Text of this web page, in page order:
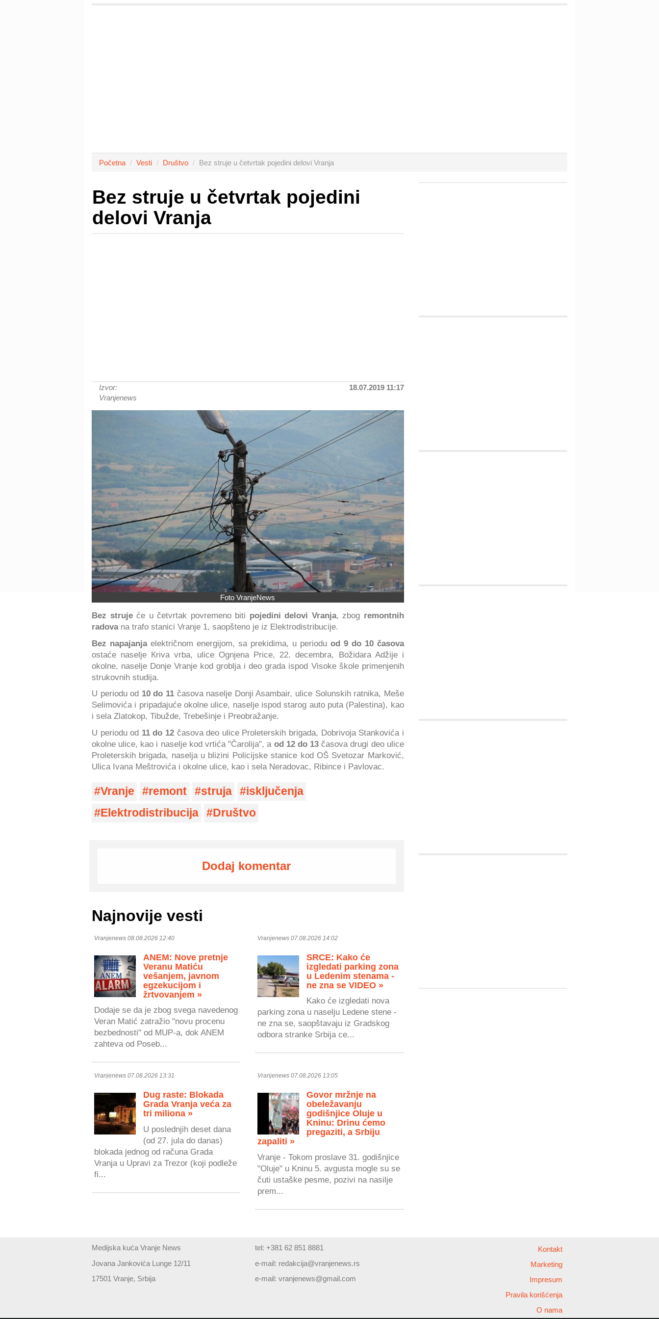
Početna Vesti Društvo Bez struje u četvrtak pojedini delovi Vranja
Bez struje u četvrtak pojedini
delovi Vranja
Izvor:
Vranjenews
18.07.2019 11:17
Foto VranjeNews
Bez strujeće u četvrtak povremeno biti pojedini delovi Vranja, zbog remontnih
radovana trafo stanici Vranje 1, saopšteno je iz Elektrodistribucije.
Bez napajanjaelektričnom energijom, sa prekidima, u periodu od 9 do 10 časova
ostaće naselje Кriva vrba, ulice Ognjena Price, 22. decembra, Božidara Adžije i
okolne, naselje Donje Vranje kod groblja i deo grada ispod Visoke škole primenjenih
strukovnih studija.
U periodu od 10 do 11časova naselje Donji Asambair, ulice Solunskih ratnika, Meše
Selimovića i pripadajuće okolne ulice, naselje ispod starog auto puta (Palestina), kao
i sela Zlatokop, Tibužde, Trebešinje i Preobražanje.
U periodu od 11 do 12časova deo ulice Proleterskih brigada, Dobrivoja Stankovića i
okolne ulice, kao i naselje kod vrtića "Čarolija", a od 12 do 13časova drugi deo ulice
Proleterskih brigada, naselja u blizini Policijske stanice kod OŠ Svetozar Marković,
Ulica Ivana Meštrovića i okolne ulice, kao i sela Neradovac, Ribince i Pavlovac.
Vranje remont struja
isključenja
Elektrodistribucija
Društvo
Dodaj komentar
Najnovije vesti
Vranjenews 08.08.2026 12:40
ANEM: Nove pretnje
Veranu Matiću
vešanjem, javnom
egzekucijom i
žrtvovanjem »
Dodaje se da je zbog svega navedenog
Veran Matić zatražio "novu procenu
bezbednosti" od MUP-a, dok ANEM
zahteva od Poseb...
Vranjenews 07.08.2026 14:02
SRCE: Kako će
izgledati parking zona
u Ledenim stenama -
ne zna se VIDEO »
Kako će izgledati nova
parking zona u naselju Ledene stene -
ne zna se, saopštavaju iz Gradskog
odbora stranke Srbija ce...
Vranjenews 07.08.2026 13:31
Dug raste: Blokada
Grada Vranja veća za
tri miliona »
U poslednjih deset dana
(od 27. jula do danas)
blokada jednog od računa Grada
Vranja u Upravi za Trezor (koji podleže
fi...
Vranjenews 07.08.2026 13:05
Govor mržnje na
obeležavanju
godišnjice Oluje u
Kninu: Drinu ćemo
pregaziti, a Srbiju
zapaliti »
Vranje - Tokom proslave 31. godišnjice
"Oluje" u Kninu 5. avgusta mogle su se
čuti ustaške pesme, pozivi na nasilje
prem...
Medijska kuća Vranje News
Jovana Jankovića Lunge 12/11
17501 Vranje, Srbija
tel: +381 62 851 8881
e-mail: redakcija@vranjenews.rs
e-mail:vranjenews@gmail.com
Kontakt
Marketing
Impresum
Pravila korišćenja
O nama